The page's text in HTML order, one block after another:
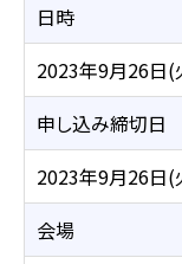
日時
2023年9月26日
申し込み締切日
2023年9月26日(
会場